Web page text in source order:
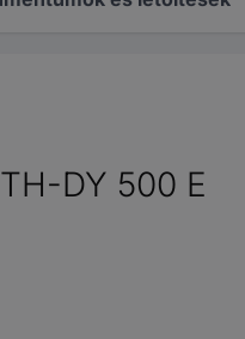
DY 500 E